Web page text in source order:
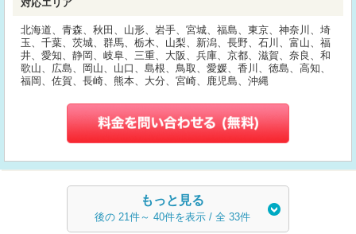
対応エリア
北海道、青森、秋田、山形、岩手、宮城、福島、東京、神奈川、埼
玉、千葉、茨城、群馬、栃木、山梨、新潟、長野、石川、富山、福
井、愛知、静岡、岐阜、三重、大阪、兵庫、京都、滋賀、奈良、和
歌山、広島、岡山、山口、島根、鳥取、愛媛、香川、徳島、高知、
福岡、佐賀、長崎、熊本、大分、宮崎、鹿児島、沖縄
もっと見る
後の 21件～ 40件を表示 / 全 33件